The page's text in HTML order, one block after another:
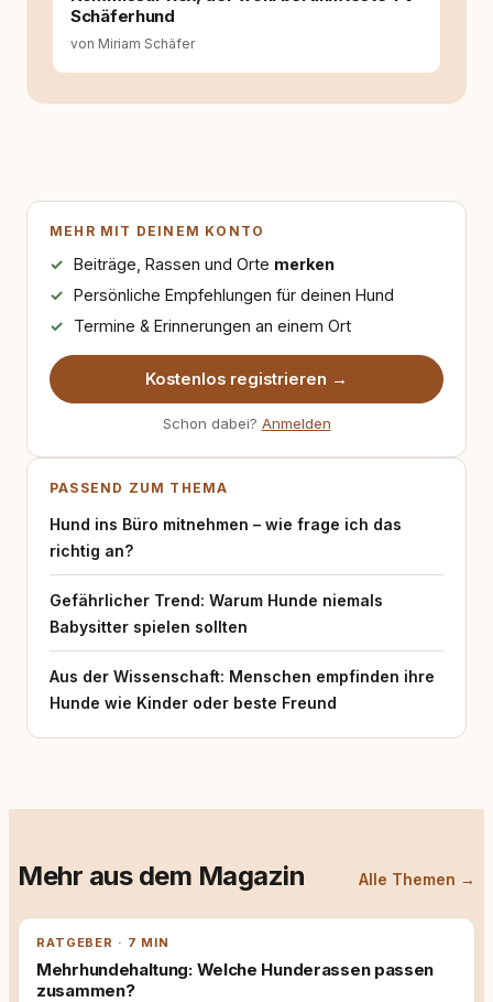
Schäferhund
von Miriam Schäfer
MEHR MIT DEINEM KONTO
Beiträge, Rassen und Orte merken
Persönliche Empfehlungen für deinen Hund
Termine & Erinnerungen an einem Ort
Kostenlos registrieren →
Schon dabei? Anmelden
PASSEND ZUM THEMA
Hund ins Büro mitnehmen – wie frage ich das
richtig an?
Gefährlicher Trend: Warum Hunde niemals
Babysitter spielen sollten
Aus der Wissenschaft: Menschen empfinden ihre
Hunde wie Kinder oder beste Freund
Mehr aus dem Magazin Alle Themen →
RATGEBER · 7 MIN
Mehrhundehaltung: Welche Hunderassen passen
zusammen?